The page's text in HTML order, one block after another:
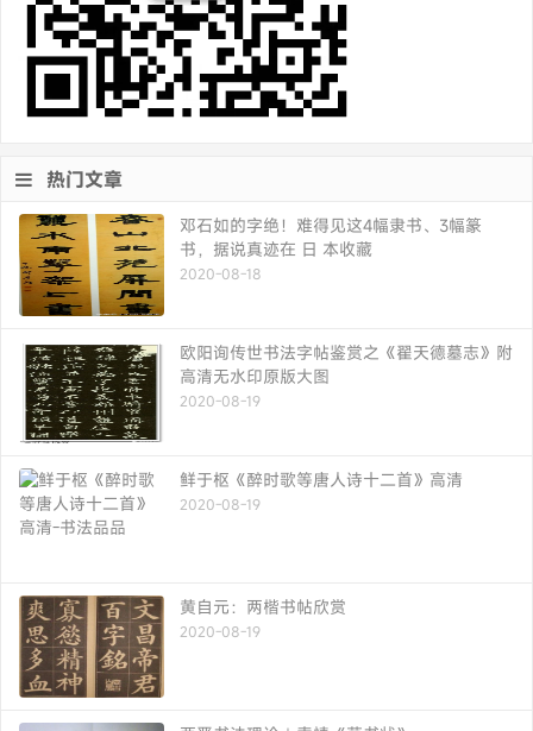
热门文章
邓石如的字绝！难得见这4幅隶书、3幅篆
书，据说真迹在 日 本收藏
2020-08-18
欧阳询传世书法字帖鉴赏之《翟天德墓志》附
高清无水印原版大图
2020-08-19
鲜于枢《醉时歌等唐人诗十二首》高清
2020-08-19
黄自元：两楷书帖欣赏
2020-08-19